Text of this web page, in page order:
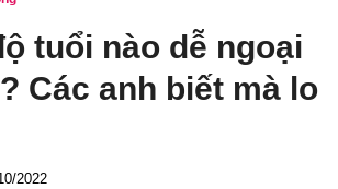
tuổi nào dễ ngoại
Các anh biết mà lo
2022